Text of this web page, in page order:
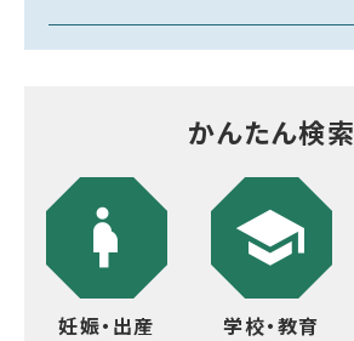
かんたん検索
妊娠・出産 学校・教育